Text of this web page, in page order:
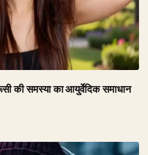
की समस्या का आयुर्वेदिक समाधान